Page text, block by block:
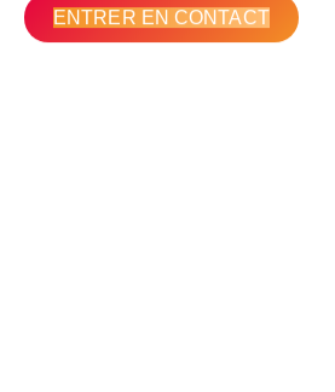
ENTRER EN CONTACT